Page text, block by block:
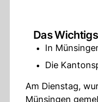
Das
In
Die
Am Dienstag,
Münsingen